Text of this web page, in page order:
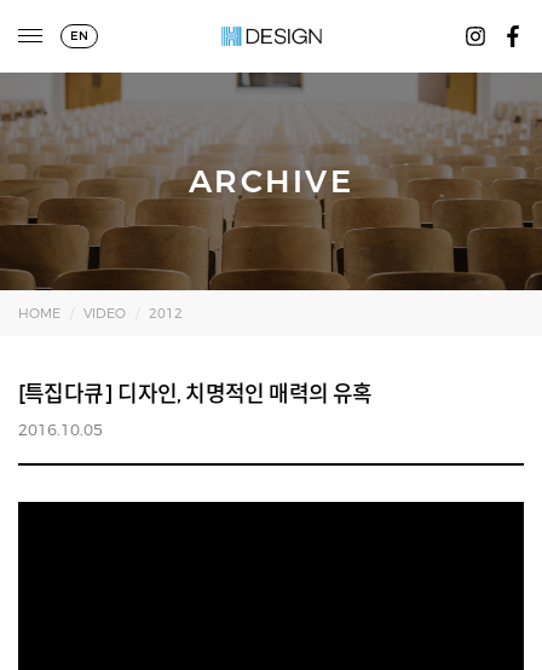
EN
ARCHIVE
HOME VIDEO 2012
[특집다큐] 디자인, 치명적인 매력의 유혹
2016.10.05